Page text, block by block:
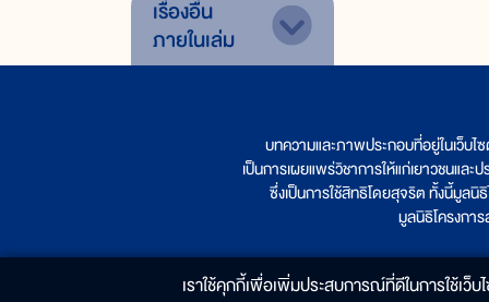
เรื่องอื่น
ภายในเล่ม
บทความและภาพประกอบที่อยู่ในเว็บ
เป็นการเผยแพร่วิชาการให้แก่เยาวชนแล
ซึ่งเป็นการใช้สิทธิโดยสุจริต ทั้งนี้มูลนิ
มูลนิธิโครงกา
เราใช้คุกกี้เพื่อเพิ่มประสบการณ์ที่ดีในการใช้เว็บ